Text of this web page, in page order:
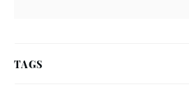
TAGS